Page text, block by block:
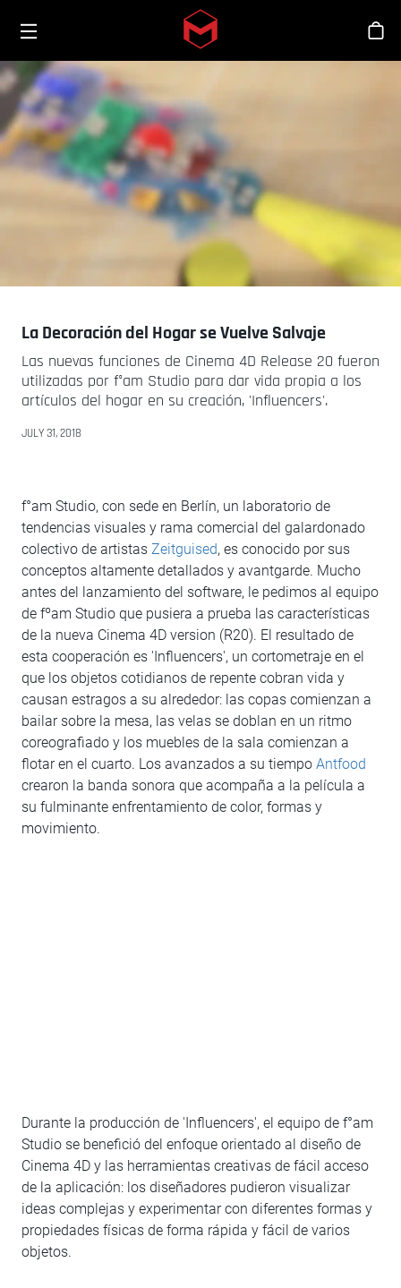
Skip to main content
La Decoración del Hogar se Vuelve Salvaje
Las nuevas funciones de Cinema 4D Release 20 fueron
utilizadas por f°am Studio para dar vida propia a los
artículos del hogar en su creación, 'Influencers'.
JULY 31, 2018
f°am Studio, con sede en Berlín, un laboratorio de
tendencias visuales y rama comercial del galardonado
colectivo de artistas Zeitguised, es conocido por sus
conceptos altamente detallados y avantgarde. Mucho
antes del lanzamiento del software, le pedimos al equipo
de fºam Studio que pusiera a prueba las características
de la nueva Cinema 4D version (R20). El resultado de
esta cooperación es 'Influencers', un cortometraje en el
que los objetos cotidianos de repente cobran vida y
causan estragos a su alrededor: las copas comienzan a
bailar sobre la mesa, las velas se doblan en un ritmo
coreografiado y los muebles de la sala comienzan a
flotar en el cuarto. Los avanzados a su tiempo Antfood
crearon la banda sonora que acompaña a la película a
su fulminante enfrentamiento de color, formas y
movimiento.
Durante la producción de 'Influencers', el equipo de f°am
Studio se benefició del enfoque orientado al diseño de
Cinema 4D y las herramientas creativas de fácil acceso
de la aplicación: los diseñadores pudieron visualizar
ideas complejas y experimentar con diferentes formas y
propiedades físicas de forma rápida y fácil de varios
objetos.